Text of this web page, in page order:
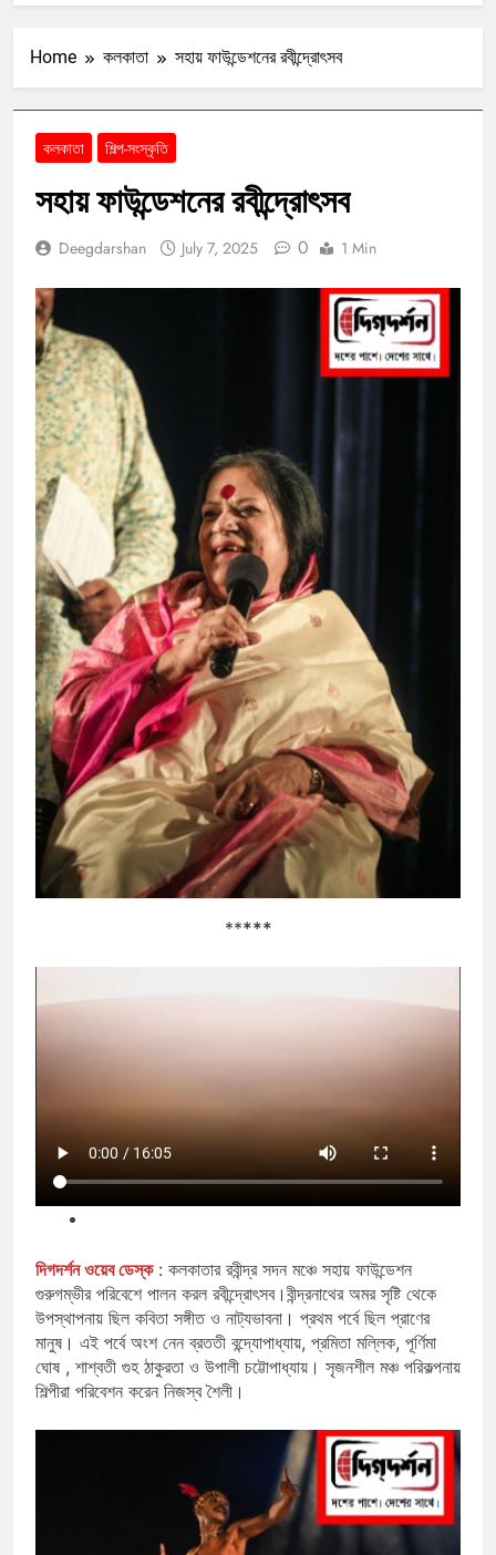
Home কলকাতা সহায় ফাউন্ডেশনের রবীন্দ্রোৎসব
কলকাতা শিল্প-সংস্কৃতি
সহায় ফাউন্ডেশনের রবীন্দ্রোৎসব
Deegdarshan July 7, 2025 0 1 Min
*****
দিগদর্শন ওয়েব ডেস্ক: কলকাতার রবীন্দ্র সদন মঞ্চে সহায় ফাউন্ডেশন
গুরুগম্ভীর পরিবেশে পালন করল রবীন্দ্রোৎসব।বীন্দ্রনাথের অমর সৃষ্টি থেকে
উপস্থাপনায় ছিল কবিতা সঙ্গীত ও নাট্যভাবনা। প্রথম পর্বে ছিল প্রাণের
মানুষ। এই পর্বে অংশ নেন ব্রততী বন্দ্যোপাধ্যায়, প্রমিতা মল্লিক, পূর্ণিমা
ঘোষ , শাশ্বতী গুহ ঠাকুরতা ও উপালী চট্টোপাধ্যায়। সৃজনশীল মঞ্চ পরিকল্পনায়
শিল্পীরা পরিবেশন করেন নিজস্ব শৈলী।